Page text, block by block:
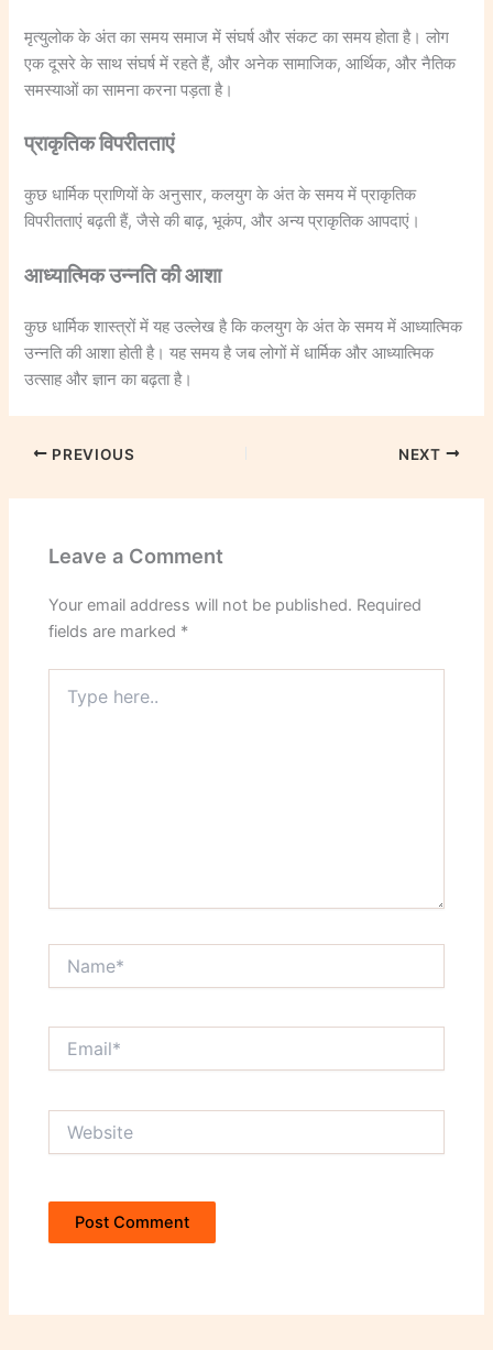
मृत्युलोक के अंत का समय समाज में संघर्ष और संकट का समय होता है। लोग
एक दूसरे के साथ संघर्ष में रहते हैं, और अनेक सामाजिक, आर्थिक, और नैतिक
समस्याओं का सामना करना पड़ता है।
प्राकृतिक विपरीतताएं
कुछ धार्मिक प्राणियों के अनुसार, कलयुग के अंत के समय में प्राकृतिक
विपरीतताएं बढ़ती हैं, जैसे की बाढ़, भूकंप, और अन्य प्राकृतिक आपदाएं।
आध्यात्मिक उन्नति की आशा
कुछ धार्मिक शास्त्रों में यह उल्लेख है कि कलयुग के अंत के समय में आध्यात्मिक
उन्नति की आशा होती है। यह समय है जब लोगों में धार्मिक और आध्यात्मिक
उत्साह और ज्ञान का बढ़ता है।
PREVIOUS NEXT
Leave a Comment
Your email address will not be published. Required
fields are marked *
here..